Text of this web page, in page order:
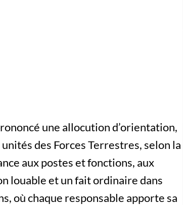
une allocution d’orientation,
des Forces Terrestres, selon la
aux postes et fonctions, aux
louable et un fait ordinaire dans
où chaque responsable apporte sa